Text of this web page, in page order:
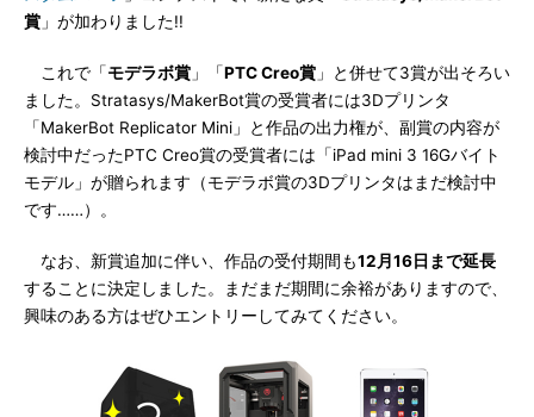
賞 」が加わりました!!
これで「モデラボ賞 」「PTC Creo賞 」と併せて3賞が出そろい
ました。Stratasys/MakerBot賞の受賞者には3Dプリンタ
「MakerBot Replicator Mini」と作品の出力権が、副賞の内容が
検討中だったPTC Creo賞の受賞者には「iPad mini 3 16Gバイト
モデル」が贈られます（モデラボ賞の3Dプリンタはまだ検討中
です……）。
なお、新賞追加に伴い、作品の受付期間も12月16日まで延長
することに決定しました。まだまだ期間に余裕がありますので、
興味のある方はぜひエントリーしてみてください。